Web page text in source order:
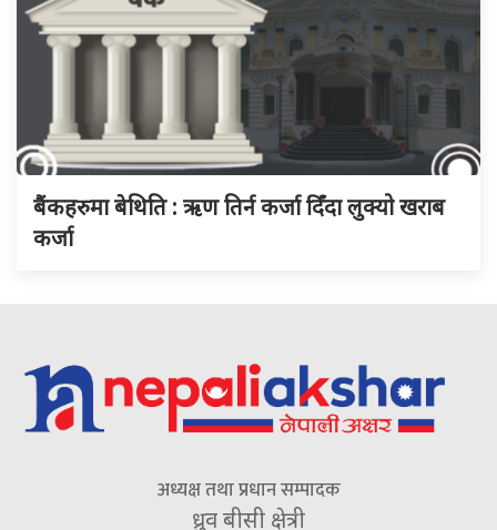
बैंकहरुमा बेथिति : ऋण तिर्न कर्जा दिँदा लुक्यो खराब
कर्जा
अध्यक्ष तथा प्रधान सम्पादक
ध्रुव बीसी क्षेत्री